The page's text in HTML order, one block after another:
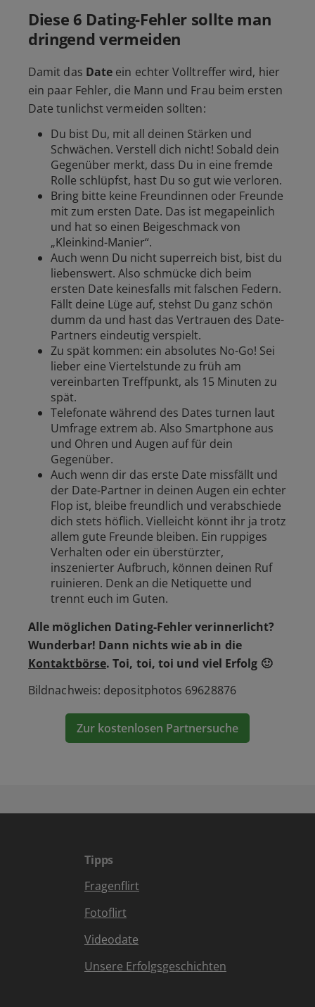
Diese 6 Dating-Fehler sollte man
dringend vermeiden
Damit das Date ein echter Volltreffer wird, hier
ein paar Fehler, die Mann und Frau beim ersten
Date tunlichst vermeiden sollten:
Du bist Du, mit all deinen Stärken und
Schwächen. Verstell dich nicht! Sobald dein
Gegenüber merkt, dass Du in eine fremde
Rolle schlüpfst, hast Du so gut wie verloren.
Bring bitte keine Freundinnen oder Freunde
mit zum ersten Date. Das ist megapeinlich
und hat so einen Beigeschmack von
„Kleinkind-Manier“.
Auch wenn Du nicht superreich bist, bist du
liebenswert. Also schmücke dich beim
ersten Date keinesfalls mit falschen Federn.
Fällt deine Lüge auf, stehst Du ganz schön
dumm da und hast das Vertrauen des Date-
Partners eindeutig verspielt.
Zu spät kommen: ein absolutes No-Go! Sei
lieber eine Viertelstunde zu früh am
vereinbarten Treffpunkt, als 15 Minuten zu
spät.
Telefonate während des Dates turnen laut
Umfrage extrem ab. Also Smartphone aus
und Ohren und Augen auf für dein
Gegenüber.
Auch wenn dir das erste Date missfällt und
der Date-Partner in deinen Augen ein echter
Flop ist, bleibe freundlich und verabschiede
dich stets höflich. Vielleicht könnt ihr ja trotz
allem gute Freunde bleiben. Ein ruppiges
Verhalten oder ein überstürzter,
inszenierter Aufbruch, können deinen Ruf
ruinieren. Denk an die Netiquette und
trennt euch im Guten.
Alle möglichen Dating-Fehler verinnerlicht?
Wunderbar! Dann nichts wie ab in die
Kontaktbörse. Toi, toi, toi und viel Erfolg 🙂
Bildnachweis: depositphotos 69628876
Zur kostenlosen Partnersuche
Tipps
Fragenflirt
Fotoflirt
Videodate
Unsere Erfolgsgeschichten